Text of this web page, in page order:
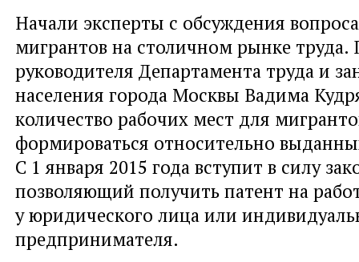
Начали эксперты с обсуждения
мигрантов на столичном рынке
руководителя Департамента труда и
населения города Москвы Вадима
количество рабочих мест для
формироваться относительно
С 1 января 2015 года вступит в силу
позволяющий получить патент на
у юридического лица или
предпринимателя.